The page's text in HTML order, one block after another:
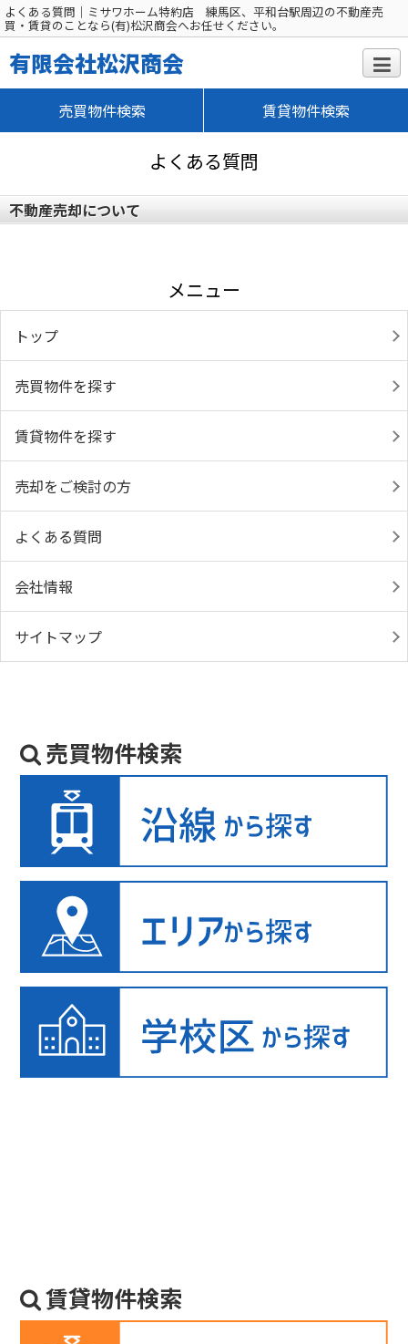
よくある質問｜ミサワホーム特約店 練馬区、平和台駅周辺の不動産売
買・賃貸のことなら(有)松沢商会へお任せください。
有限会社松沢商会
売買物件検索 賃貸物件検索
よくある質問
不動産売却について
メニュー
トップ
売買物件を探す
賃貸物件を探す
売却をご検討の方
よくある質問
会社情報
サイトマップ
売買物件検索
賃貸物件検索